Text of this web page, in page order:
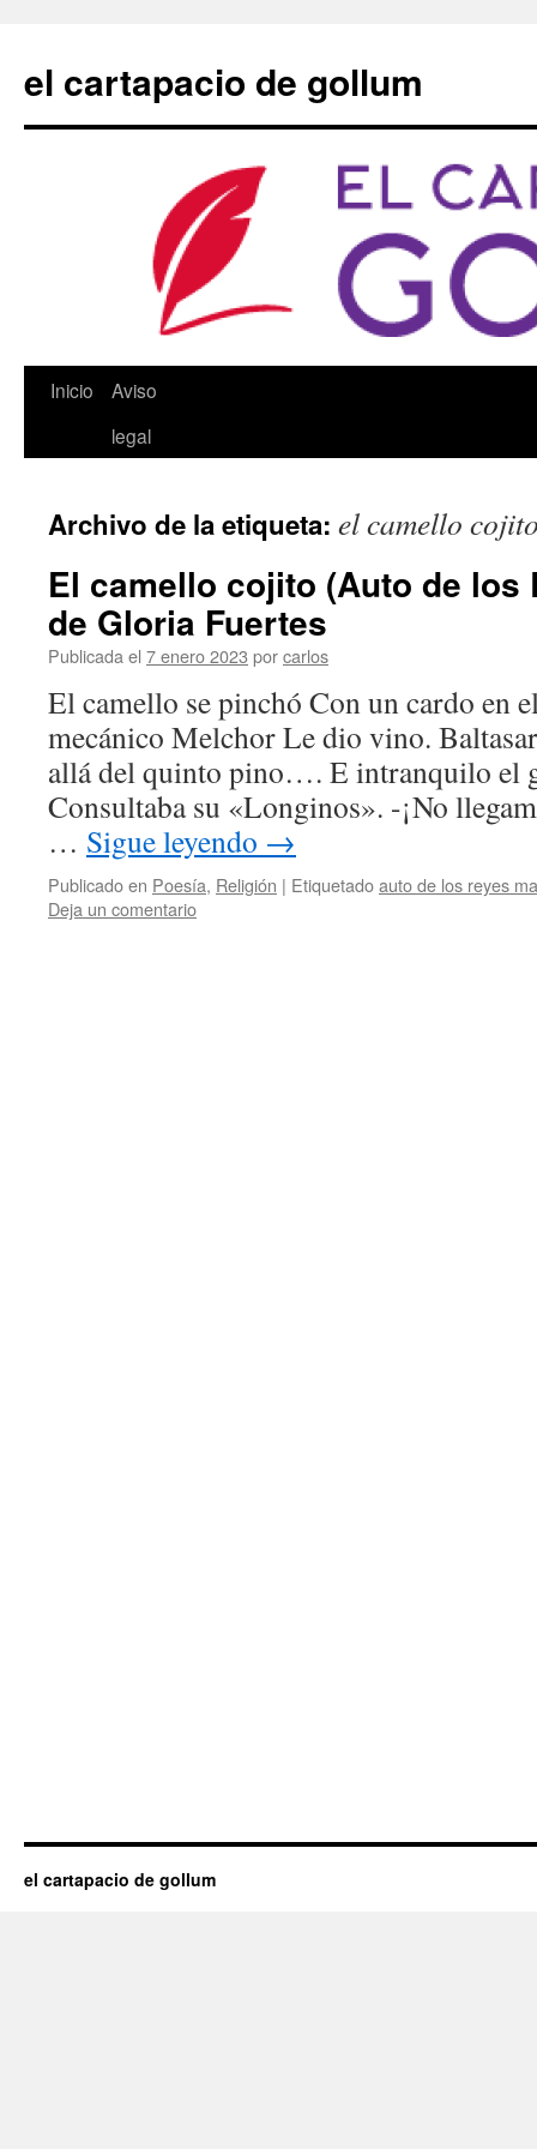
contenido
el cartapacio de gollum
Inicio
Aviso
legal
Archivo de la etiqueta: el camello
El camello cojito (Auto de los
de Gloria Fuertes
Publicada el 7 enero 2023 porcarlos
El camello se pinchó Con un cardo en
mecánico Melchor Le dio vino.
allá del quinto pino…. E intranquilo el
Consultaba su «Longinos». -¡No
… Sigue leyendo →
Publicado en Poesía, Religión | Etiquetadoauto de los reyes
Deja un comentario
el cartapacio de gollum